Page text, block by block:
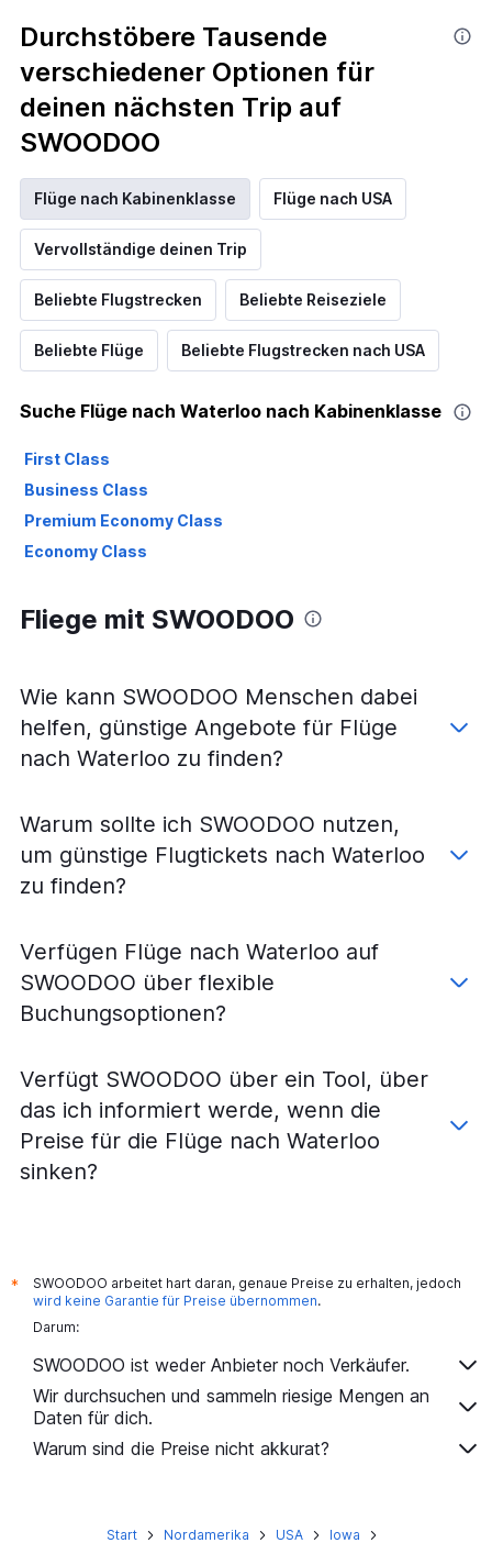
Durchstöbere Tausende
verschiedener Optionen für
deinen nächsten Trip auf
SWOODOO
Flüge nach Kabinenklasse Flüge nach USA
Vervollständige deinen Trip
Beliebte Flugstrecken Beliebte Reiseziele
Beliebte Flüge Beliebte Flugstrecken nach USA
Suche Flüge nach Waterloo nach Kabinenklasse
First Class
Business Class
Premium Economy Class
Economy Class
Fliege mit SWOODOO
Wie kann SWOODOO Menschen dabei
helfen, günstige Angebote für Flüge
nach Waterloo zu finden?
Warum sollte ich SWOODOO nutzen,
um günstige Flugtickets nach Waterloo
zu finden?
Verfügen Flüge nach Waterloo auf
SWOODOO über flexible
Buchungsoptionen?
Verfügt SWOODOO über ein Tool, über
das ich informiert werde, wenn die
Preise für die Flüge nach Waterloo
sinken?
*
SWOODOO arbeitet hart daran, genaue Preise zu erhalten, jedoch
wird keine Garantie für Preise übernommen.
Darum:
SWOODOO ist weder Anbieter noch Verkäufer.
Wir durchsuchen und sammeln riesige Mengen an
Daten für dich.
Warum sind die Preise nicht akkurat?
Start Nordamerika USA Iowa